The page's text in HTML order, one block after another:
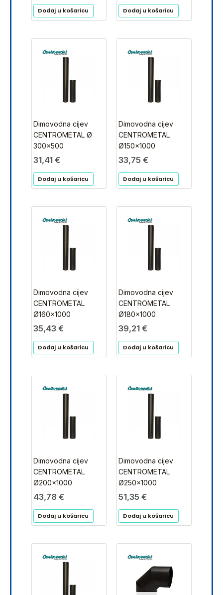
Dodaj u košaricu Dodaj u košaricu
Dimovodna cijev
CENTROMETAL Ø
300×500
31,41 €
Dodaj u košaricu
Dimovodna cijev
CENTROMETAL
Ø150×1000
33,75 €
Dodaj u košaricu
Dimovodna cijev
CENTROMETAL
Ø160×1000
35,43 €
Dodaj u košaricu
Dimovodna cijev
CENTROMETAL
Ø180×1000
39,21 €
Dodaj u košaricu
Dimovodna cijev
CENTROMETAL
Ø200×1000
43,78 €
Dodaj u košaricu
Dimovodna cijev
CENTROMETAL
Ø250×1000
51,35 €
Dodaj u košaricu